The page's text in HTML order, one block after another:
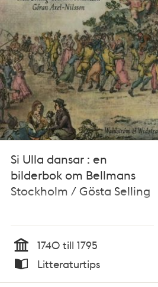
Si Ulla dansar : en
bilderbok om Bellmans
Stockholm / Gösta Selling
Tid
1740 till 1795
Typ
Litteraturtips